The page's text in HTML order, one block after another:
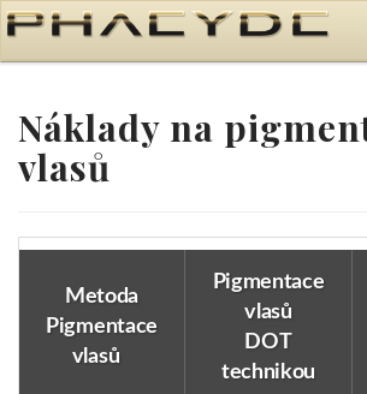
Náklady na
vlasů
Metoda
Pigmentace
vlasů
Pigmentace
vlasů
DOT
technikou